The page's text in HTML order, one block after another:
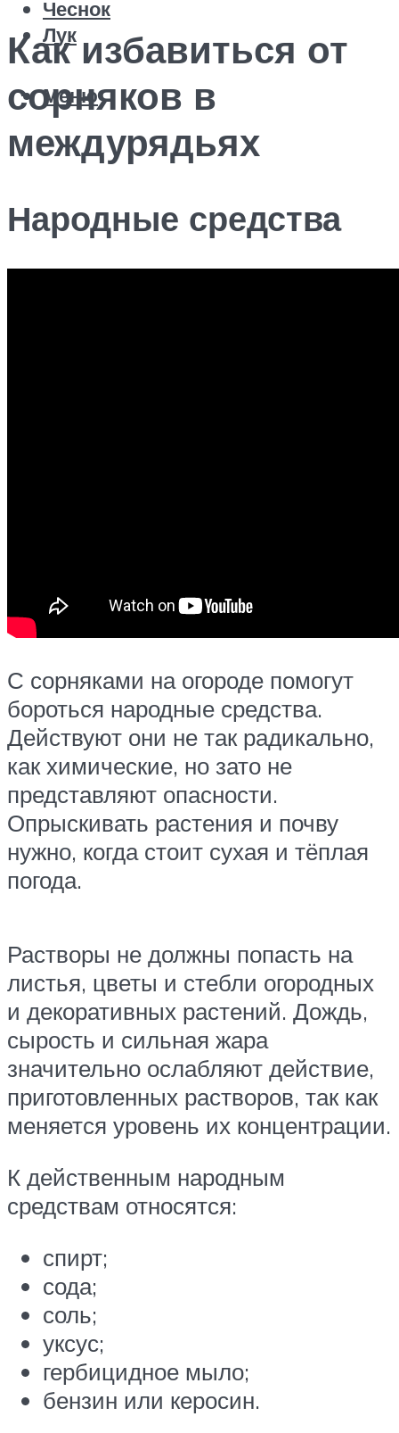
Чеснок
Лук
Меню
Как избавиться от
сорняков в
междурядьях
Народные средства
С сорняками на огороде помогут
бороться народные средства.
Действуют они не так радикально,
как химические, но зато не
представляют опасности.
Опрыскивать растения и почву
нужно, когда стоит сухая и тёплая
погода.
Растворы не должны попасть на
листья, цветы и стебли огородных
и декоративных растений. Дождь,
сырость и сильная жара
значительно ослабляют действие,
приготовленных растворов, так как
меняется уровень их концентрации.
К действенным народным
средствам относятся:
спирт;
сода;
соль;
уксус;
гербицидное мыло;
бензин или керосин.